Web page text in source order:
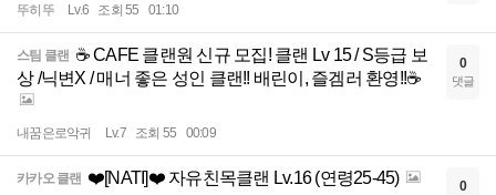
뚜히뚜 Lv.6 조회 55 01:10
스팀 클랜 ☕ CAFE 클랜원 신규 모집! 클랜 Lv 15 / S등급 보
상 /닉변X / 매너 좋은 성인 클랜!! 배린이, 즐겜러 환영!!☕
내꿈은로악귀 Lv.7 조회 55 00:09
0
댓글
카카오 클랜 ❤️[NATI]❤️ 자유친목클랜 Lv.16 (연령25-45) 0